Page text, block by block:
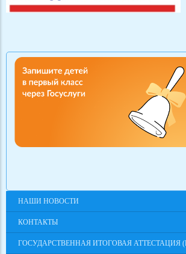
НАШИ НОВОСТИ
КОНТАКТЫ
ГОСУДАРСТВЕННАЯ ИТОГОВАЯ АТТЕСТАЦИЯ